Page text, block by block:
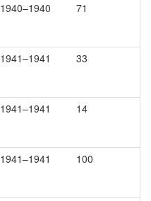
1940–1940 71
1941–1941 33
1941–1941 14
1941–1941 100